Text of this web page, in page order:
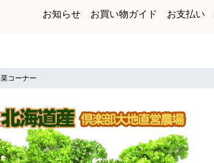
お知らせ お買い物ガイド お支払い
コーナー